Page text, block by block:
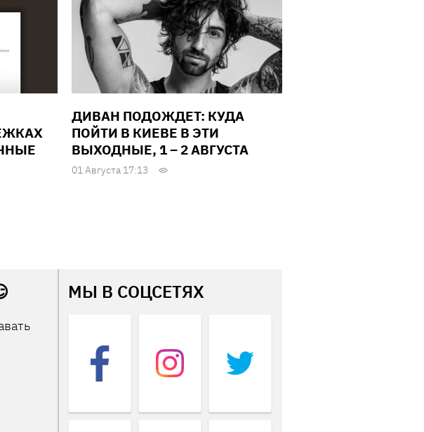
ДИВАН ПОДОЖДЕТ: КУДА
ПОЙТИ В КИЕВЕ В ЭТИ
ВЫХОДНЫЕ, 1 – 2 АВГУСТА
01 Августа 17:13
МЫ В СОЦСЕТЯХ